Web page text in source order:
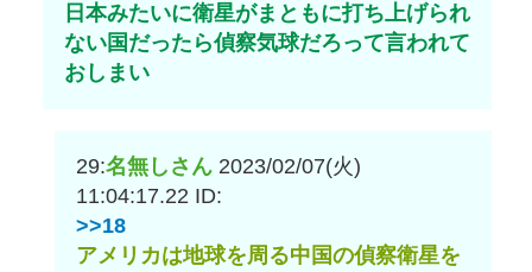
日本みたいに衛星がまともに打ち上げられ
ない国だったら偵察気球だろって言われて
おしまい
29:名無しさん 2023/02/07(火)
11:04:17.22 ID:
>>18
アメリカは地球を周る中国の偵察衛星を